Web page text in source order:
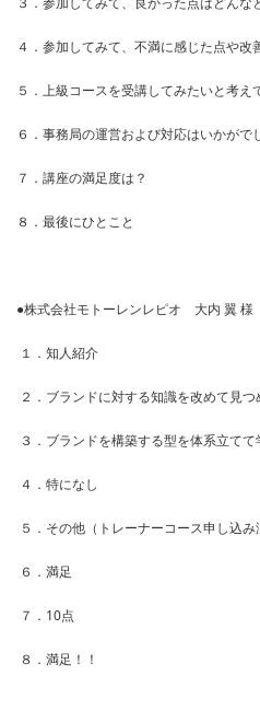
４．参加してみて、不満に感じた点や改
５．上級コースを受講してみたいと考え
６．事務局の運営および対応はいかがで
７．講座の満足度は？
８．最後にひとこと
●株式会社モトーレンレピオ 大内 翼 様
１．知人紹介
２．ブランドに対する知識を改めて見つ
３．ブランドを構築する型を体系立てて
４．特になし
５．その他（トレーナーコース申し込み
６．満足
７．10点
８．満足！！